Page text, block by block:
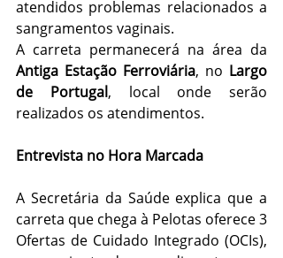
atendidos problemas relacionados a
sangramentos vaginais.
Antiga Estação Ferroviária, no Largo
de Portugal, local onde serão
realizados os atendimentos.
Entrevista no Hora Marcada
A Secretária da Saúde explica que a
carreta que chega à Pelotas oferece 3
Ofertas de Cuidado Integrado (OCIs),